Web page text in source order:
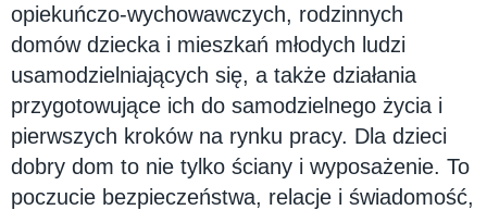
opiekuńczo-wychowawczych, rodzinnych
domów dziecka i mieszkań młodych ludzi
usamodzielniających się, a także działania
przygotowujące ich do samodzielnego życia i
pierwszych kroków na rynku pracy. Dla dzieci
dobry dom to nie tylko ściany i wyposażenie. To
poczucie bezpieczeństwa, relacje i świadomość,